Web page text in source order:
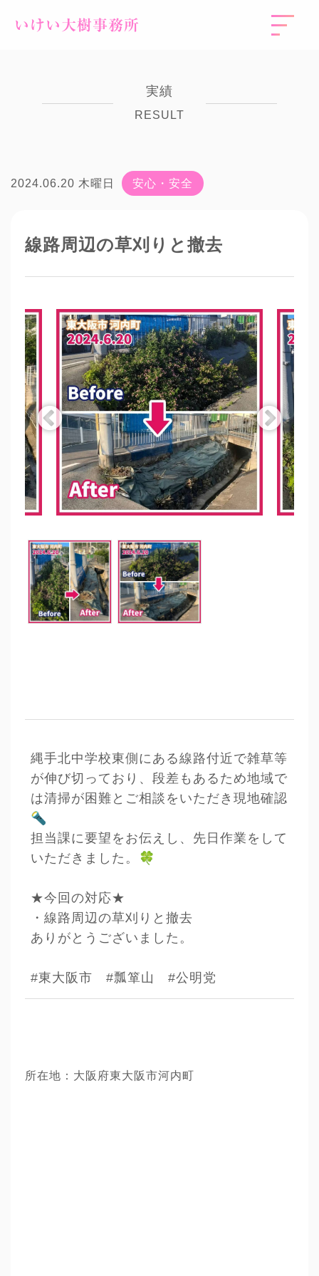
いけい大樹事務所
実績
RESULT
2024.06.20 木曜日 安心・安全
線路周辺の草刈りと撤去
縄手北中学校東側にある線路付近で雑草等
が伸び切っており、段差もあるため地域で
は清掃が困難とご相談をいただき現地確認
🔦
担当課に要望をお伝えし、先日作業をして
いただきました。
🍀
★今回の対応★
・線路周辺の草刈りと撤去
ありがとうございました。
#東大阪市 #瓢箪山 #公明党
所在地：大阪府東大阪市河内町